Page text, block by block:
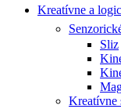
Kreatívne a
Sliz
Kreatívne